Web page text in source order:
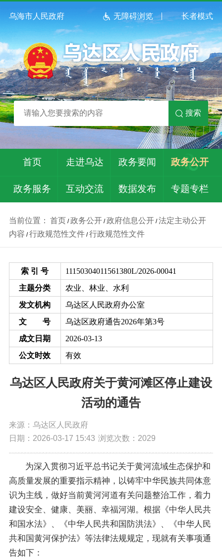
乌海市人民政府 无障碍浏览 长者模式
搜索
首页 走进乌达 政务要闻 政务公开
政务服务 互动交流 数据发布 专题专栏
当前位置： 首页 /政务公开/政府信息公开/法定主动公开
内容 /行政规范性文件/行政规范性文件
索 引 号
11150304011561380L/2026-00041
主题分类
农业、林业、水利
发文机构
乌达区人民政府办公室
文 号
乌达区政府通告2026年第3号
成文日期
2026-03-13
公文时效
有效
乌达区人民政府关于黄河滩区停止建设
活动的通告
来源：乌达区人民政府
日期：2026-03-17 15:43 浏览次数： 2029
为深入贯彻习近平总书记关于黄河流域生态保护和
高质量发展的重要指示精神，以铸牢中华民族共同体意
识为主线，做好当前黄河河道有关问题整治工作，着力
建设安全、健康、美丽、幸福河湖。根据《中华人民共
和国水法》、《中华人民共和国防洪法》、《中华人民
共和国黄河保护法》等法律法规规定，现就有关事项通
告如下：